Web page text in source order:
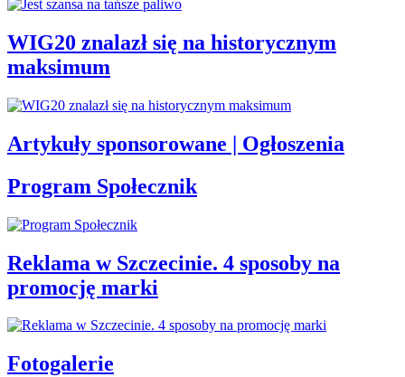
WIG20 znalazł się na historycznym
maksimum
Artykuły sponsorowane | Ogłoszenia
Program Społecznik
Reklama w Szczecinie. 4 sposoby na
promocję marki
Fotogalerie